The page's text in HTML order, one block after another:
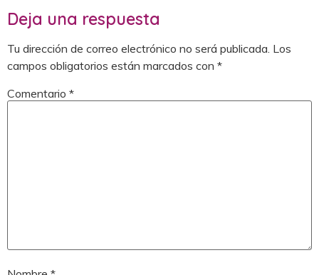
Deja una respuesta
Tu dirección de correo electrónico no será publicada. Los
campos obligatorios están marcados con *
Comentario *